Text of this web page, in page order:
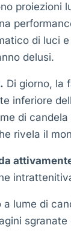
proiezioni
di luci
delusi.
Di giorno, la
inferiore
di
rivela il
a lume di